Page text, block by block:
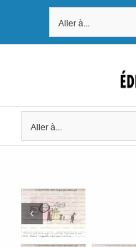
contenu
Aller à...
Aller à...